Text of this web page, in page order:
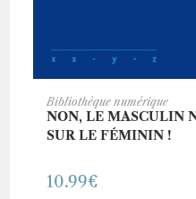
Bibliothèque numérique
NON, LE MASCULIN
SUR LE FÉMININ !
10.99€